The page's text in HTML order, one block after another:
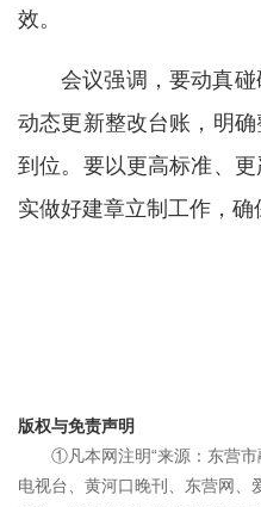
效。
会议强调，要动真碰
动态更新整改台账，明
到位。要以更高标准、
实做好建章立制工作，确
版权与免责声明
①凡本网注明“来源：东营
电视台、黄河口晚刊、东营网、